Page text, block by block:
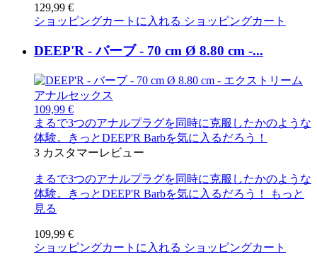
129,99 €
ショッピングカートに入れる ショッピングカート
DEEP'R - バーブ - 70 cm Ø 8.80 cm -...
109,99 €
まるで3つのアナルプラグを同時に克服したかのような
体験。きっとDEEP'R Barbを気に入るだろう！
3 カスタマーレビュー
まるで3つのアナルプラグを同時に克服したかのような
体験。きっとDEEP'R Barbを気に入るだろう！
もっと
見る
109,99 €
ショッピングカートに入れる ショッピングカート